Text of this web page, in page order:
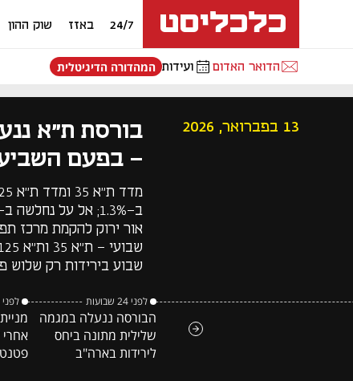
24/7 באזז שוק ההון
הדואר האדום ועידות המהדורה הדיגיטלית
בורסת ת"א
- בפעם
אור ירוק להקמת מרכז
שבוע בירידות רק שלוש
13 בפברואר, 2026
לפני 24 שבועות
הבורסה ננעלה במגמה
שלילית מתונה ביחס
לירידות בארה"ב
לפני 24 שבועות
פטנט